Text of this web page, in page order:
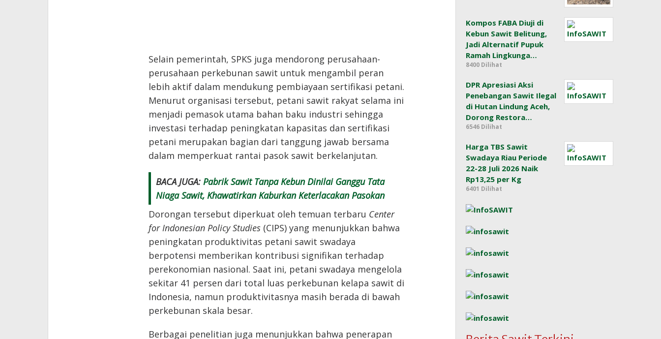
Selain pemerintah, SPKS juga mendorong perusahaan-
perusahaan perkebunan sawit untuk mengambil peran
lebih aktif dalam mendukung pembiayaan sertifikasi petani.
Menurut organisasi tersebut, petani sawit rakyat selama ini
menjadi pemasok utama bahan baku industri sehingga
investasi terhadap peningkatan kapasitas dan sertifikasi
petani merupakan bagian dari tanggung jawab bersama
dalam memperkuat rantai pasok sawit berkelanjutan.
BACA JUGA: Pabrik Sawit Tanpa Kebun Dinilai Ganggu Tata
Niaga Sawit, Khawatirkan Kaburkan Keterlacakan Pasokan
Dorongan tersebut diperkuat oleh temuan terbaru Center
for Indonesian Policy Studies(CIPS) yang menunjukkan bahwa
peningkatan produktivitas petani sawit swadaya
berpotensi memberikan kontribusi signifikan terhadap
perekonomian nasional. Saat ini, petani swadaya mengelola
sekitar 41 persen dari total luas perkebunan kelapa sawit di
Indonesia, namun produktivitasnya masih berada di bawah
perkebunan skala besar.
Berbagai penelitian juga menunjukkan bahwa penerapan
Kompos FABA Diuji di
Kebun Sawit Belitung,
Jadi Alternatif Pupuk
Ramah Lingkunga…
8400 Dilihat
DPR Apresiasi Aksi
Penebangan Sawit Ilegal
di Hutan Lindung Aceh,
Dorong Restora…
6546 Dilihat
Harga TBS Sawit
Swadaya Riau Periode
22-28 Juli 2026 Naik
Rp13,25 per Kg
6401 Dilihat